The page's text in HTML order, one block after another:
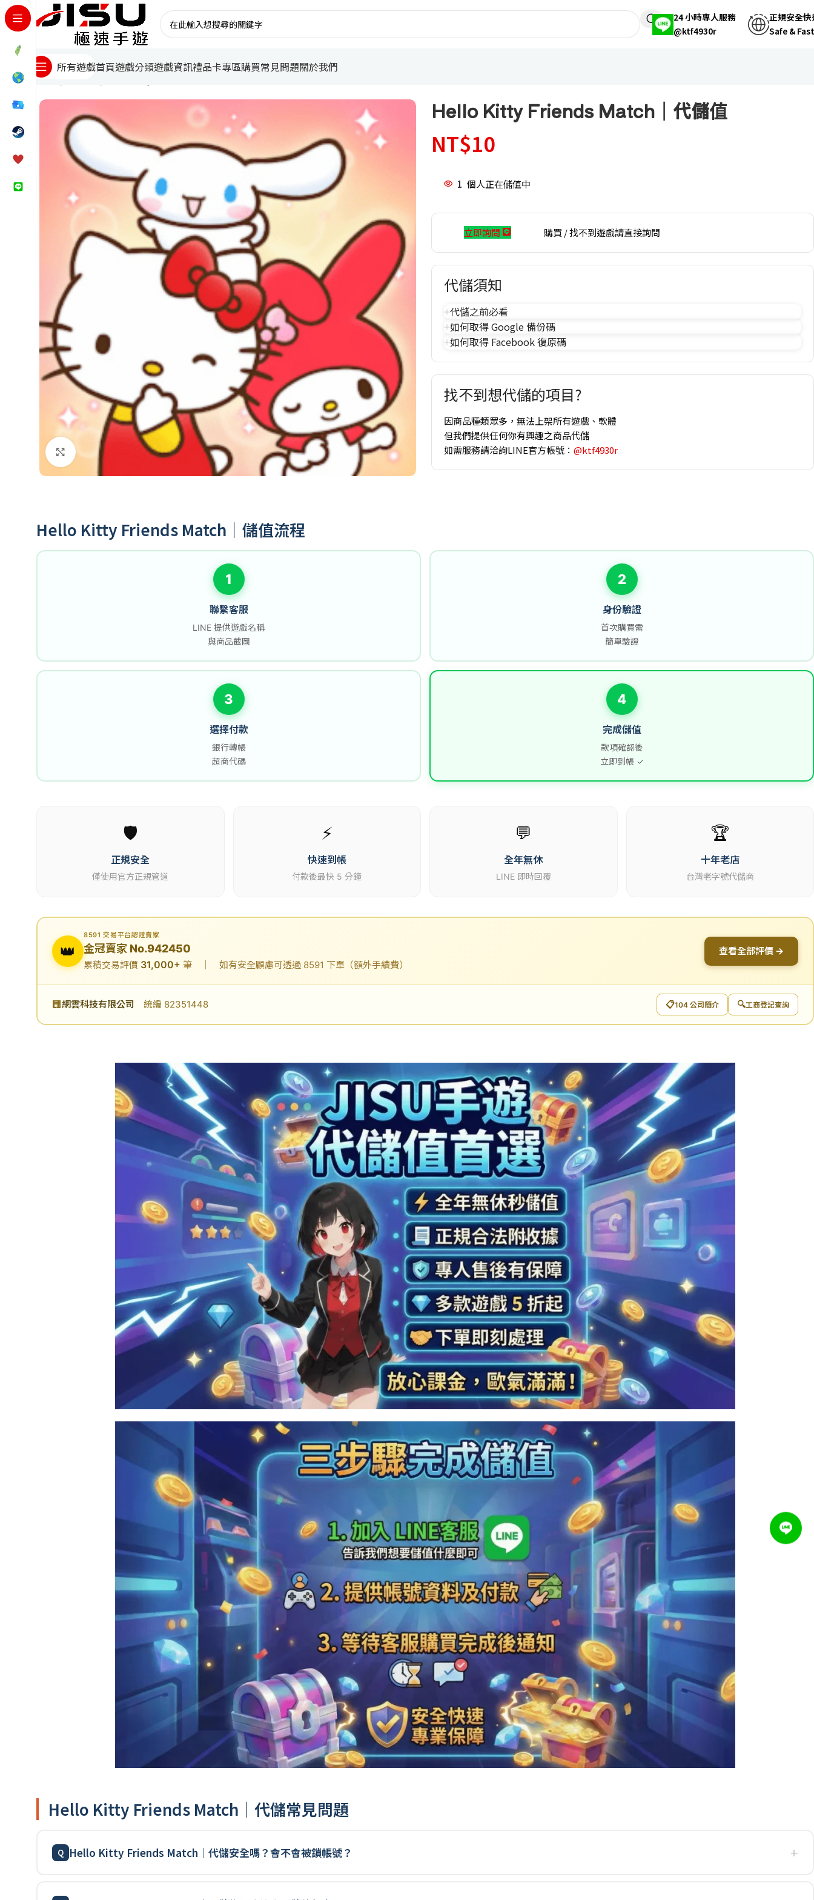
24 小時專人服務
@ktf4930r
正規安全快
Safe & Fast
所有遊戲首頁遊戲分類遊戲資訊禮品卡專區購買常見問題關於我們
首頁
點擊放大
Hello Kitty Friends Match｜代儲值
NT$10
1 個人正在儲值中
立即詢問 購買 / 找不到遊戲請直接詢問
代儲須知
代儲之前必看
如何取得 Google 備份碼
如何取得 Facebook 復原碼
找不到想代儲的項目?
因商品種類眾多，無法上架所有遊戲、軟體
但我們提供任何你有興趣之商品代儲
如需服務請洽詢LINE官方帳號： @ktf4930r
Hello Kitty Friends Match｜儲值流程
1
聯繫客服
LINE 提供遊戲名稱
與商品截圖
2
身份驗證
首次購買需
簡單驗證
3
選擇付款
銀行轉帳
超商代碼
4
完成儲值
款項確認後
立即到帳 ✓
🛡️
正規安全
僅使用官方正規管道
⚡
快速到帳
付款後最快 5 分鐘
💬
全年無休
LINE 即時回覆
🏆
十年老店
台灣老字號代儲商
👑
8591 交易平台認證賣家
金冠賣家 No.942450
累積交易評價 31,000+ 筆 ｜ 如有安全顧慮可透過 8591 下單（額外手續費）
查看全部評價 →
🏢網雲科技有限公司 統編 82351448 📋104 公司簡介 🔍工商登記查詢
Hello Kitty Friends Match｜代儲常見問題
Hello Kitty Friends Match｜代儲安全嗎？會不會被鎖帳號？